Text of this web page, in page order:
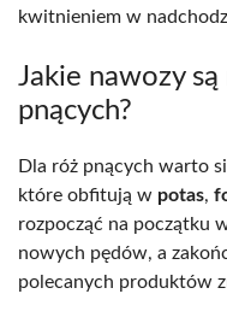
kwitnieniem w
Jakie nawozy
pnących?
Dla róż pnących warto
które obfitują w potas,
rozpocząć na początku
nowych pędów, a
polecanych produktów